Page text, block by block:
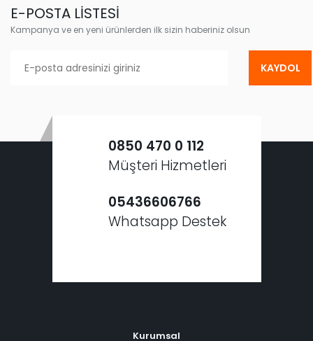
E-POSTA LİSTESİ
Kampanya ve en yeni ürünlerden ilk sizin haberiniz olsun
KAYDOL
0850 470 0 112
Müşteri Hizmetleri
05436606766
Whatsapp Destek
Kurumsal